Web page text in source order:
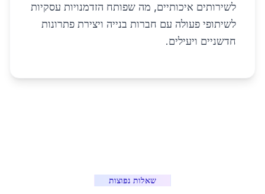
לשירותים איכותיים, מה שפותח הזדמנויות עסקיות
לשיתופי פעולה עם חברות בנייה ויצירת פתרונות
חדשניים ויעילים.
שאלות נפוצות